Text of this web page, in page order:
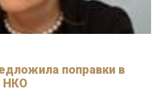
поправки в
НКО